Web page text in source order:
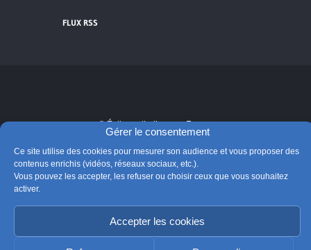
Gérer le consentement
Ce site utilise des cookies pour mesurer son audience et vous proposer des
contenus enrichis (vidéos, réseaux sociaux, etc.).
Vous pouvez les accepter, les refuser ou choisir ceux que vous souhaitez
activer.
Accepter les cookies
FLUX RSS
contenu.
© Église catholique en France
Édité par la Conférence des évêques de France
Suivre @Eglisecatho